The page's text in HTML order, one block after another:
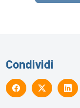
Condividi